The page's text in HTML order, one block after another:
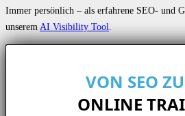
Immer persönlich – als erfahrene SEO- und
unserem AI Visibility Tool
VON SEO
ONLINE